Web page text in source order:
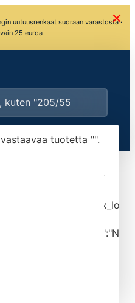
uutuusrenkaat suoraan varastosta ·
25 euroa
tuotetta "".
data-page="1"
start="1" data-